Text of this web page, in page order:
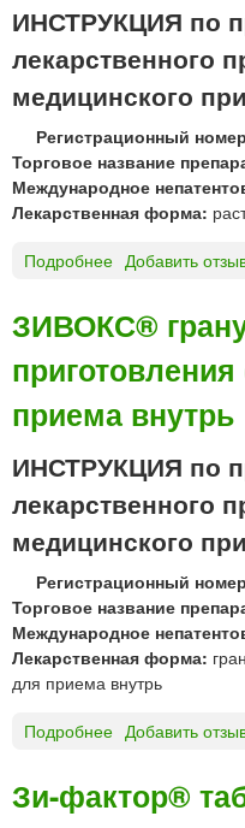
К
С
т
а
б
л
е
ИНСТРУКЦИЯ по
лекарственного
медицинского
Регистрационный
Торговое название
Международное
Лекарственная форма:
Подробнее
И
В
О
К
С
р
с
т
о
р
д
л
я
у
Добавить
ЗИВОКС®
приема внутрь
ИНСТРУКЦИЯ по
лекарственного
медицинского
Регистрационный
Торговое название
Международное
Лекарственная форма:
для приема внутрь
Подробнее
В
Добавить
Зи-фактор®